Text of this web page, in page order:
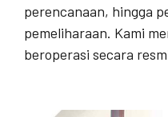
perencanaan, hingga
pemeliharaan. Kami
beroperasi secara